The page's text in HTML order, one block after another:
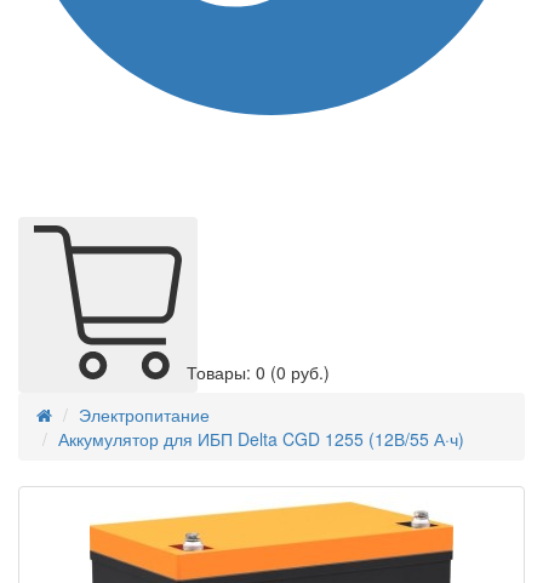
Товары: 0 (0 руб.)
Электропитание
Аккумулятор для ИБП Delta CGD 1255 (12В/55 А·ч)